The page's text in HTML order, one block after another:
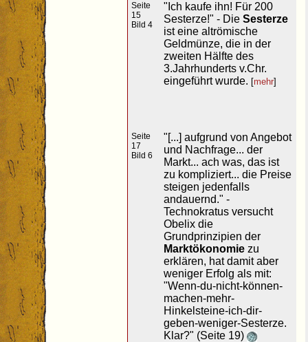
Seite
15
Bild 4
"Ich kaufe ihn! Für 200
Sesterze!" - Die Sesterze
ist eine altrömische
Geldmünze, die in der
zweiten Hälfte des
3.Jahrhunderts v.Chr.
eingeführt wurde. [mehr]
Seite
17
Bild 6
"[...] aufgrund von Angebot
und Nachfrage... der
Markt... ach was, das ist
zu kompliziert... die Preise
steigen jedenfalls
andauernd." -
Technokratus versucht
Obelix die
Grundprinzipien der
Marktökonomie zu
erklären, hat damit aber
weniger Erfolg als mit:
"Wenn-du-nicht-können-
machen-mehr-
Hinkelsteine-ich-dir-
geben-weniger-Sesterze.
Klar?" (Seite 19)